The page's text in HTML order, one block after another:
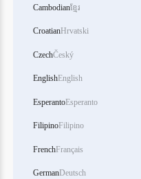
Cambodianខ្មែរ
CroatianHrvatski
CzechČeský
EnglishEnglish
EsperantoEsperanto
FilipinoFilipino
FrenchFrançais
GermanDeutsch